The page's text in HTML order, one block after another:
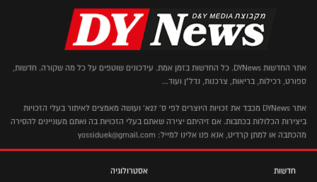
אתר החדשות DYNews. כל החדשות בזמן אמת. עידכונים שוטפים על כל מה שקורה. חדשות,
ספורט, רכילות, בריאות, צרכנות, נדל"ן ועוד...
אתר DYNews מכבד את זכויות היוצרים לפי ס' 27א' ועושה מאמצים לאיתור בעלי הזכויות
ביצירות הכלולות בכתבות. אם זיהיתם יצירה שאתם בעלי הזכויות בה ואתם מעוניינים להסירה
מהכתבה או למתן קרדיט, אנא פנו אלינו למייל: yossiduek@gmail.com
חדשות
אסטרולוגיה